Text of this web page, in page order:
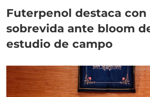
Futerpenol destaca con
sobrevida ante bloom
estudio de campo